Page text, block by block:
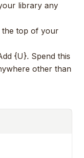
library any
the top of your
{U}. Spend this
other than